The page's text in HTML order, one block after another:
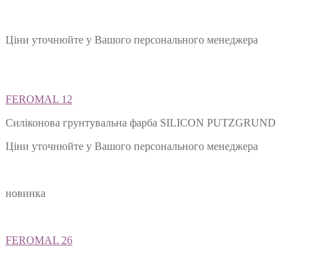
Ціни уточнюйте у Вашого персонального менеджера
FEROMAL 12
Силіконова грунтувальна фарба SILIСON PUTZGRUND
Ціни уточнюйте у Вашого персонального менеджера
новинка
FEROMAL 26